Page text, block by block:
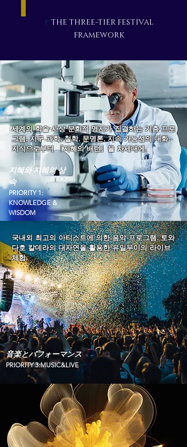
P THE THREE-TIER FESTIVAL
FRAMEWORK
세계의 학술·사상·문화적 영지가 집결하는 기층 프로
그램. 지구 과학, 철학, 문명론, 지속 가능성의 대화.
지식으로부터 「지혜의 배턴」을 차세대에.
지혜와 지혜의 상
속
PRIORITY 1:
KNOWLEDGE &
WISDOM
국내외 최고의 아티스트에 의한 음악 프로그램. 토와
다호 칼데라의 대자연을 활용한 유일무이의 라이브
체험.
音楽とパフォーマンス
PRIORITY 3:MUSIC&LIVE